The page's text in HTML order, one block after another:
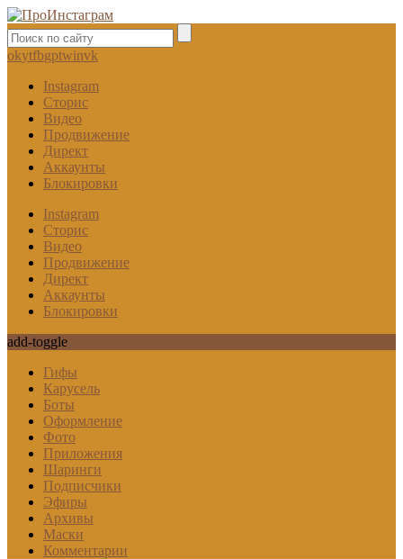
okytfbgptwinvk
Instagram
Сторис
Видео
Продвижение
Директ
Аккаунты
Блокировки
Instagram
Сторис
Видео
Продвижение
Директ
Аккаунты
Блокировки
add-toggle
Гифы
Карусель
Боты
Оформление
Фото
Приложения
Шаринги
Подписчики
Эфиры
Архивы
Маски
Комментарии